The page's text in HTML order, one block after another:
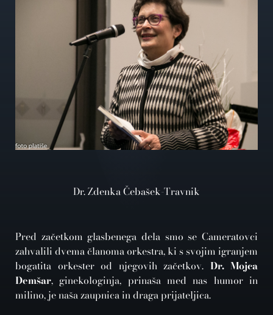
Dr. Zdenka Čebašek-Travnik
Pred začetkom glasbenega dela smo se Cameratovci
zahvalili dvema članoma orkestra, ki s svojim igranjem
bogatita orkester od njegovih začetkov. Dr. Mojca
Demšar, ginekologinja, prinaša med nas humor in
milino, je naša zaupnica in draga prijateljica.